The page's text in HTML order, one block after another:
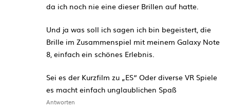
da ich noch nie eine dieser Brillen auf hatte.
Und ja was soll ich sagen ich bin begeistert, die
Brille im Zusammenspiel mit meinem Galaxy Note
8, einfach ein schönes Erlebnis.
Sei es der Kurzfilm zu „ES“ Oder diverse VR Spiele
es macht einfach unglaublichen Spaß
Antworten